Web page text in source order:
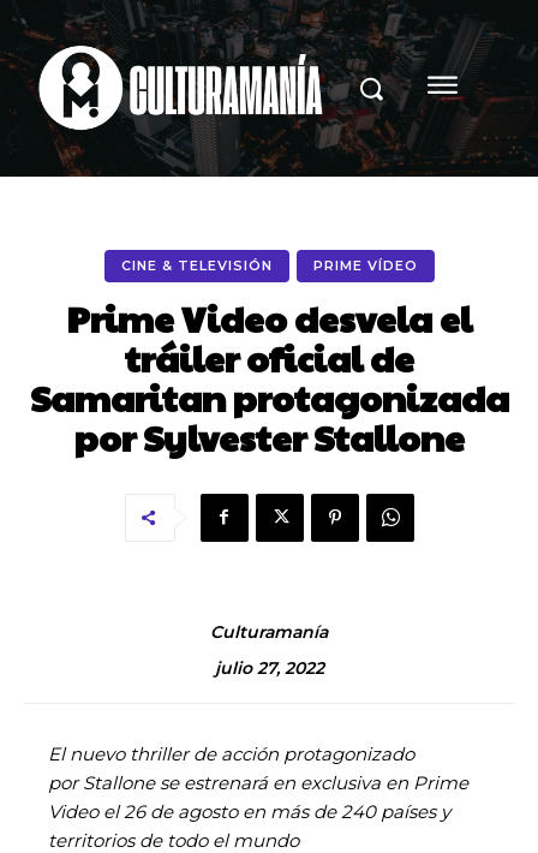
CINE & TELEVISIÓN PRIME VÍDEO
Prime Video desvela el
tráiler oficial de
Samaritan protagonizada
por Sylvester Stallone
Culturamanía
julio 27, 2022
El nuevo thriller de acción protagonizado
por Stallone se estrenará en exclusiva en Prime
Video el 26 de agosto en más de 240 países y
territorios de todo el mundo